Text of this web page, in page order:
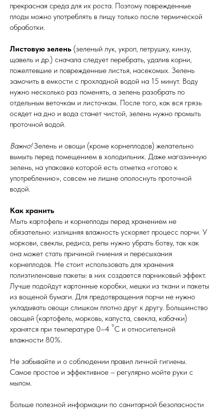
прекрасная среда для их роста. Поэтому поврежденные
плоды можно употреблять в пищу только после термической
обработки.
Листовую зелень (зеленый лук, укроп, петрушку, кинзу,
щавель и др.) сначала следует перебрать, удалив корни,
пожелтевшие и поврежденные листья, насекомых. Зелень
замочить в емкости с прохладной водой на 15 минут. Воду
нужно несколько раз поменять, а зелень разобрать по
отдельным веточкам и листочкам. После того, как вся грязь
осядет на дно и вода станет чистой, зелень нужно промыть
проточной водой.
Важно!Зелень и овощи (кроме корнеплодов) желательно
вымыть перед помещением в холодильник. Даже магазинную
зелень, на упаковке которой есть отметка «готово к
употреблению», совсем не лишне ополоснуть проточной
водой.
Как хранить
Мыть картофель и корнеплоды перед хранением не
обязательно: излишняя влажность ускоряет процесс порчи. У
моркови, свеклы, редиса, репы нужно убрать ботву, так как
она может стать причиной гниения и пересыхания
корнеплодов. Не стоит использовать для хранения
полиэтиленовые пакеты: в них создается парниковый эффект.
Лучше подойдут картонные коробки, мешки из ткани и пакеты
из вощеной бумаги. Для предотвращения порчи не нужно
укладывать овощи слишком плотно друг к другу. Большинство
овощей (картофель, морковь, капуста, свекла, кабачки)
хранятся при температуре 0–4 °С и относительной
влажности 80%.
Не забывайте и о соблюдении правил личной гигиены.
Самое простое и эффективное – регулярно мойте руки с
мылом.
Больше полезной информации по санитарной безопасности